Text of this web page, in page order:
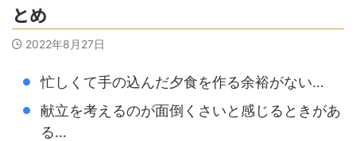
とめ
2022年8月27日
忙しくて手の込んだ夕食を作る余裕がない…
献立を考えるのが面倒くさいと感じるときがあ
る…